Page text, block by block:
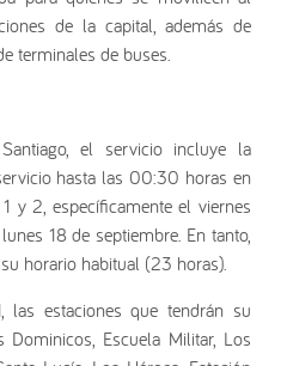
de la capital, además de
terminales de buses.
el servicio incluye la
hasta las 00:30 horas en
y 2, específicamente el viernes
18 de septiembre. En tanto,
horario habitual (23 horas).
estaciones que tendrán su
Escuela Militar, Los